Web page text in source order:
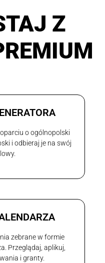
Z
o ogólnopolski
i odbieraj je na swój
zebrane w formie
Przeglądaj, aplikuj,
i granty.